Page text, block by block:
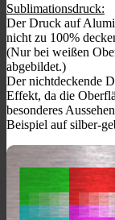
Sublimationsdruck:
Der Druck auf
nicht zu 100%
(Nur bei weißen
abgebildet.)
Der nichtdeckende
Effekt, da die
besonderes
Beispiel auf silber-